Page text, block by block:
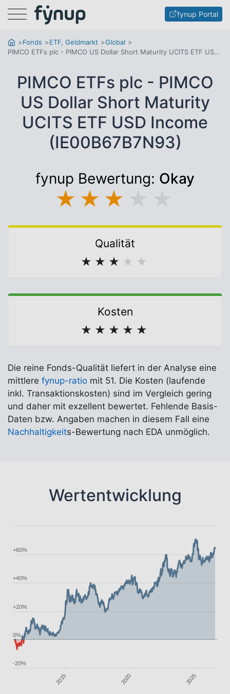
Menu fynup Portal
Fonds ETF, Geldmarkt
Global
PIMCO ETFs plc - PIMCO US Dollar Short Maturity UCITS ETF USD Income
PIMCO ETFs plc - PIMCO
US Dollar Short Maturity
UCITS ETF USD Income
(IE00B67B7N93)
fynup Bewertung: Okay
★ ★ ★
Qualität
★ ★ ★ ★ ★
Kosten
★ ★ ★ ★ ★
Die reine Fonds-Qualität liefert in der Analyse eine
mittlere fynup-ratio mit 51. Die Kosten (laufende
inkl. Transaktionskosten) sind im Vergleich gering
und daher mit exzellent bewertet. Fehlende Basis-
Daten bzw. Angaben machen in diesem Fall eine
Nachhaltigkeits-Bewertung nach EDA unmöglich.
Wertentwicklung
2015 2020 2025
-20%
0%
+20%
+40%
+60%